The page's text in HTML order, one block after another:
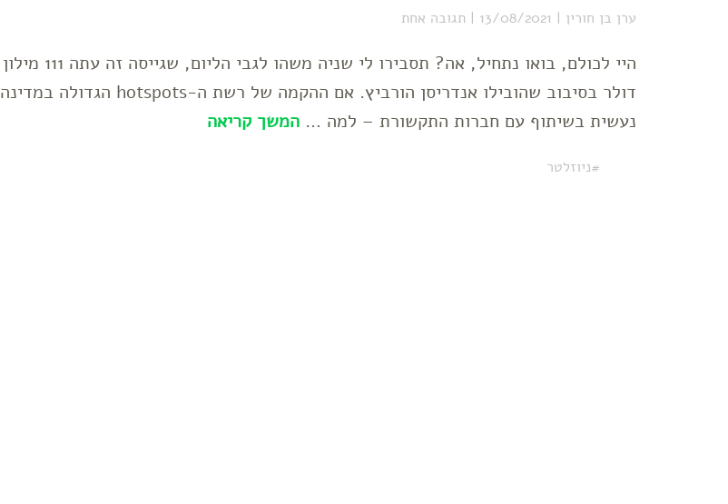
ערן בן חורין 13/08/2021 תגובה אחת
היי לכולם, בואו נתחיל, אה? תסבירו לי שניה משהו לגבי הליום, שגייסה זה עתה 111 מילון
דולר בסיבוב שהובילו אנדריסן הורביץ. אם ההקמה של רשת ה-hotspots הגדולה במדינה
נעשית בשיתוף עם חברות התקשורת – למה …המשך קריאה
ניוזלטר